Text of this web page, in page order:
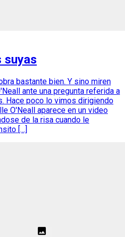
suyas
bastante bien. Y sino miren
ante una pregunta referida a
Hace poco lo vimos dirigiendo
O'Neall aparece en un video
de la risa cuando le
[…]